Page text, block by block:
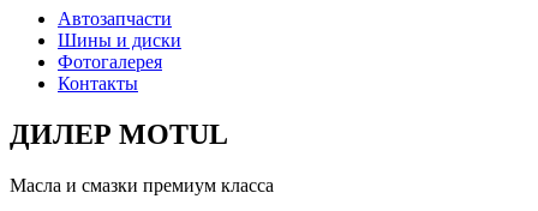
Автозапчасти
Шины и диски
Фотогалерея
Контакты
ДИЛЕР MOTUL
Масла и смазки премиум класса